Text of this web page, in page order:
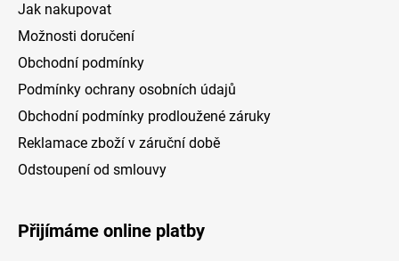
Jak nakupovat
Možnosti doručení
Obchodní podmínky
Podmínky ochrany osobních údajů
Obchodní podmínky prodloužené záruky
Reklamace zboží v záruční době
Odstoupení od smlouvy
Přijímáme online platby